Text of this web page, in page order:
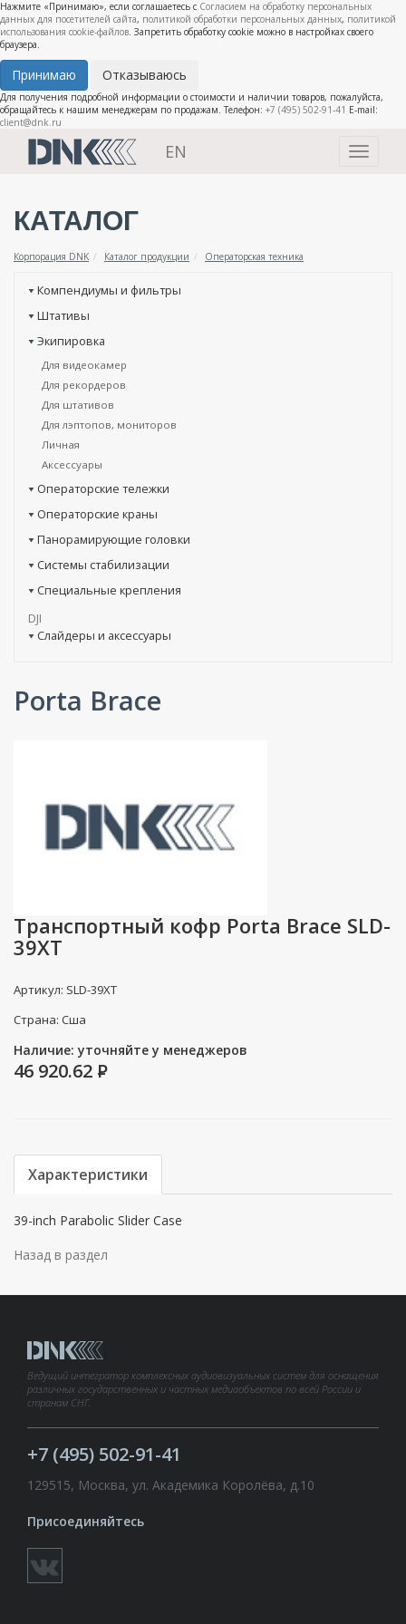
Нажмите «Принимаю», если соглашаетесь с Согласием на обработку персональных
данных для посетителей сайта, политикой обработки персональных данных, политикой
использования cookie-файлов. Запретить обработку cookie можно в настройках своего
браузера.
Принимаю Отказываюсь
Для получения подробной информации о стоимости и наличии товаров, пожалуйста,
обращайтесь к нашим менеджерам по продажам. Телефон: +7 (495) 502-91-41 E-mail:
client@dnk.ru
Toggle
EN
КАТАЛОГ
Корпорация DNK Каталог продукции Операторская техника
Компендиумы и фильтры
Штативы
Экипировка
Для видеокамер
Для рекордеров
Для штативов
Для лэптопов, мониторов
Личная
Аксессуары
Операторские тележки
Операторские краны
Панорамирующие головки
Системы стабилизации
Специальные крепления
DJI
Слайдеры и аксессуары
Porta Brace
Транспортный кофр Porta Brace SLD-
39XT
Артикул: SLD-39XT
Страна: Сша
Наличие: уточняйте у менеджеров
46 920.62 P
Характеристики
39-inch Parabolic Slider Case
Назад в раздел
Ведущий интегратор комплексных аудиовизуальных систем для оснащения
различных государственных и частных медиаобъектов по всей России и
странам СНГ.
+7 (495) 502-91-41
129515, Москва, ул. Академика Королёва, д.10
Присоединяйтесь